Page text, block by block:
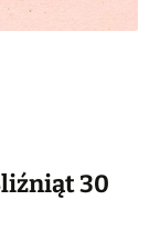
30